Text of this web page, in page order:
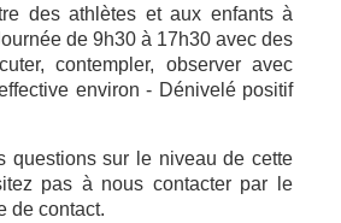
des athlètes et aux enfants à
de 9h30 à 17h30 avec des
contempler, observer avec
environ - Dénivelé positif
questions sur le niveau de cette
pas à nous contacter par le
de contact.